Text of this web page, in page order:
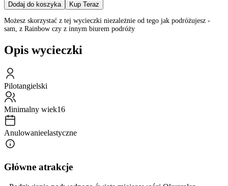
Dodaj do koszyka Kup Teraz
Możesz skorzystać z tej wycieczki niezależnie od tego jak podróżujesz -
sam, z Rainbow czy z innym biurem podróży
Opis wycieczki
Pilotangielski
Minimalny wiek16
Anulowanieelastyczne
Główne atrakcje